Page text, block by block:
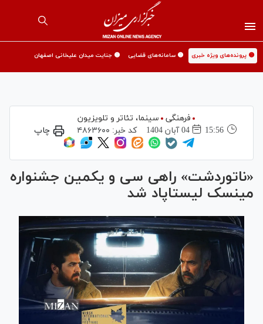
🟡 پرونده‌های ویژه خبری 🟡 سامانه‌های قضایی 🟡 جنایت میدان علیخانی اصفهان
فرهنگی
سینما،‌ تئاتر و تلویزیون
15:56
04 آبان 1404 کد خبر: ۴۸۶۳۶۰۰ چاپ
«ناتوردشت» راهی سی و یکمین جشنواره
مینسک لیستاپاد شد